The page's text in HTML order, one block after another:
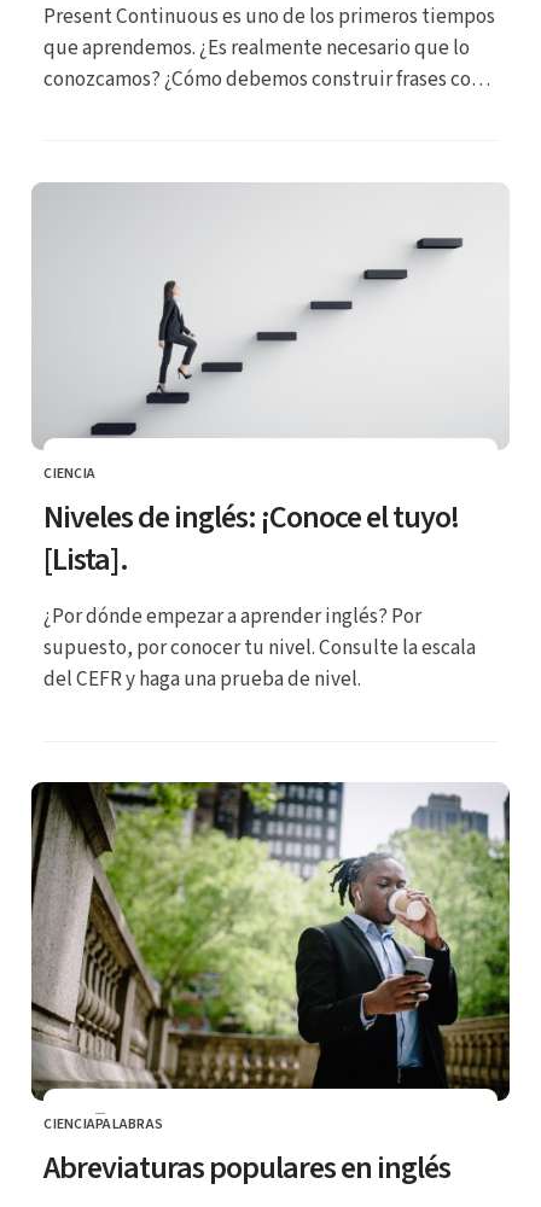
Present Continuous es uno de los primeros tiempos
que aprendemos. ¿Es realmente necesario que lo
conozcamos? ¿Cómo debemos construir frases con
CATEGORÍA
CIENCIA
Niveles de inglés: ¡Conoce el tuyo!
[Lista].
¿Por dónde empezar a aprender inglés? Por
supuesto, por conocer tu nivel. Consulte la escala
del CEFR y haga una prueba de nivel.
CATEGORÍA
CIENCIAPALABRAS
Abreviaturas populares en inglés